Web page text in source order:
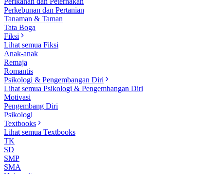
Perkebunan dan Pertanian
Tanaman & Taman
Tata Boga
Fiksi
Lihat semua Fiksi
Anak-anak
Remaja
Romantis
Psikologi & Pengembangan Diri
Lihat semua Psikologi & Pengembangan Diri
Motivasi
Pengembang Diri
Psikologi
Textbooks
Lihat semua Textbooks
TK
SD
SMP
SMA